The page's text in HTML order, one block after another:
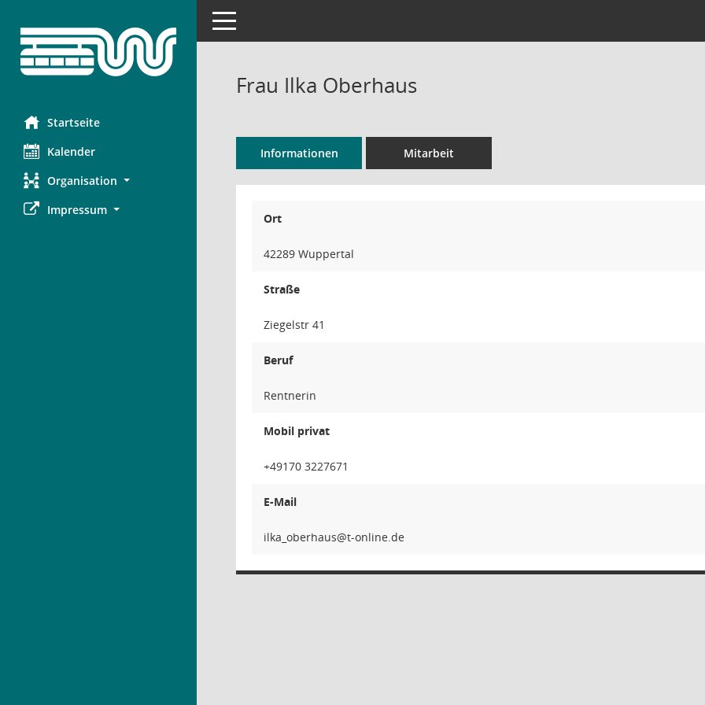
Startseite
Kalender
Organisation
Impressum
Toggle navigation
Frau Ilka Oberhaus
Informationen Mitarbeit
Ort
42289 Wuppertal
Straße
Ziegelstr 41
Beruf
Rentnerin
Mobil privat
+49170 3227671
E-Mail
suahreb